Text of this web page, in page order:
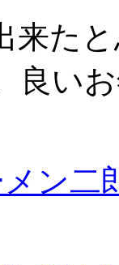
来た
良い
ン二